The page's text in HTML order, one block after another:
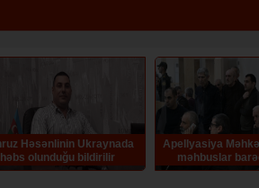
Apellyasiya Məhkəməsi erməni
məhbuslar barədə hökmü
qüvvədə saxlayıb
Rafiq